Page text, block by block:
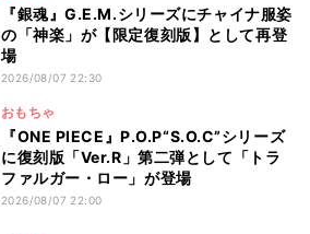
『銀魂』G.E.M.シリーズにチャイナ服姿
の「神楽」が【限定復刻版】として再登
場
2026/08/07 22:30
おもちゃ
『ONE PIECE』P.O.P“S.O.C”シリーズ
に復刻版「Ver.R」第二弾として「トラ
ファルガー・ロー」が登場
2026/08/07 22:00